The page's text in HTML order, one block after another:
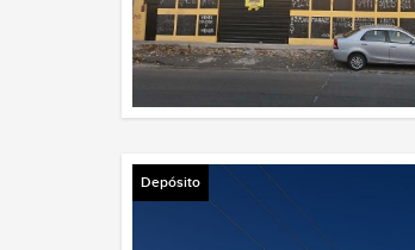
Depósito